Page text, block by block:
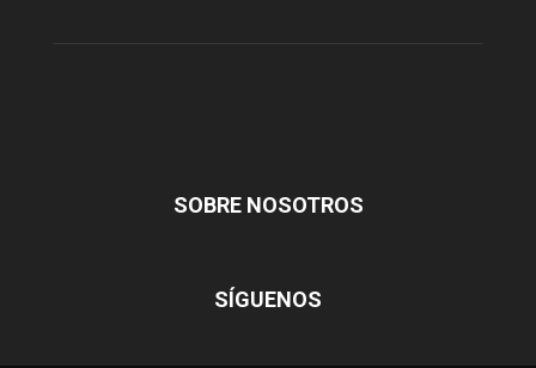
SOBRE NOSOTROS
SÍGUENOS